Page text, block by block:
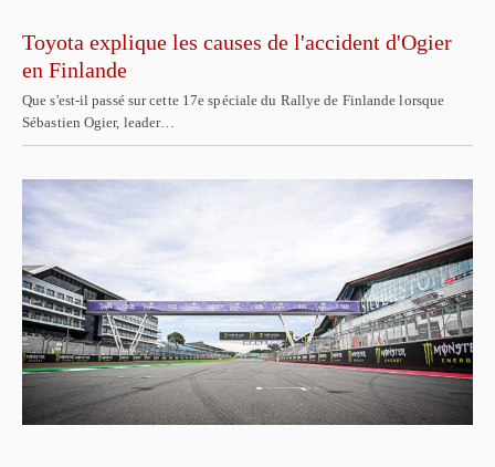
Toyota explique les causes de l'accident d'Ogier
en Finlande
Que s'est-il passé sur cette 17e spéciale du Rallye de Finlande lorsque
Sébastien Ogier, leader…